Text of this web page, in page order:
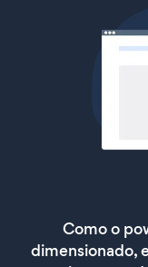
Como o
dimensionado,